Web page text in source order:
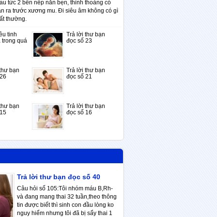
tức 2 bên nếp nằn bẹn, thỉnh thoảng có
ra trước xương mu. Đi siêu âm không có gì
thường.
tinh
trong quá
Trả lời thư bạn
đọc số 23
bạn
Trả lời thư bạn
đọc số 21
bạn
Trả lời thư bạn
đọc số 16
Trả lời thư bạn đọc số 40
Câu hỏi số 105:Tôi nhóm máu B,Rh-
và đang mang thai 32 tuần,theo thông
tin được biết thì sinh con đầu lòng ko
nguy hiểm nhưng tôi đã bị sẩy thai 1